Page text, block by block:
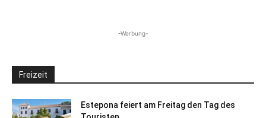
-Werbung-
Freizeit
Estepona feiert am Freitag den Tag des